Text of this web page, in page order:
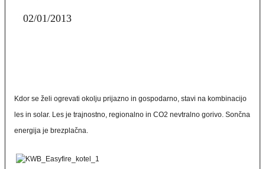
02/01/2013
Kdor se želi ogrevati okolju prijazno in gospodarno, stavi na kombinacijo
les in solar. Les je trajnostno, regionalno in CO2 nevtralno gorivo. Sončna
energija je brezplačna.